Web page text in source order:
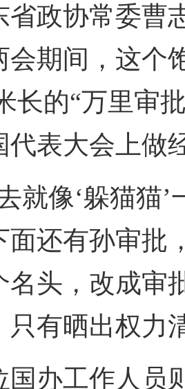
省政协常委曹
会期间，这个
长的“万里审
代表大会上做
就像‘躲猫猫
面还有孙审批
名头，改成审
只有晒出权力
国办工作人员